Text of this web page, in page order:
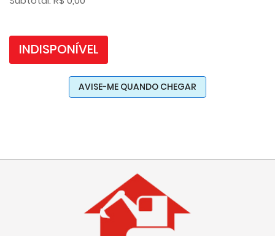
INDISPONÍVEL
AVISE-ME QUANDO CHEGAR